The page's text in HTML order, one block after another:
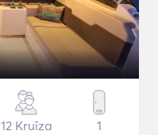
12 Kruīza 1